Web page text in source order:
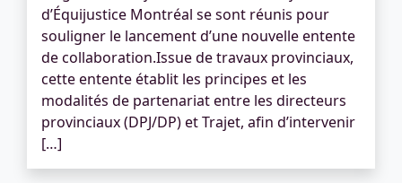
d’Équijustice Montréal se sont réunis pour
souligner le lancement d’une nouvelle entente
de collaboration.Issue de travaux provinciaux,
cette entente établit les principes et les
modalités de partenariat entre les directeurs
provinciaux (DPJ/DP) et Trajet, afin d’intervenir
[…]